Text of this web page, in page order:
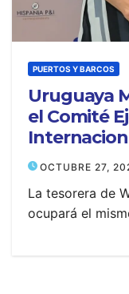
PUERTOS Y BARCOS
Uruguaya
el Comité
OCTUBRE 27,
La tesorera de
ocupará el